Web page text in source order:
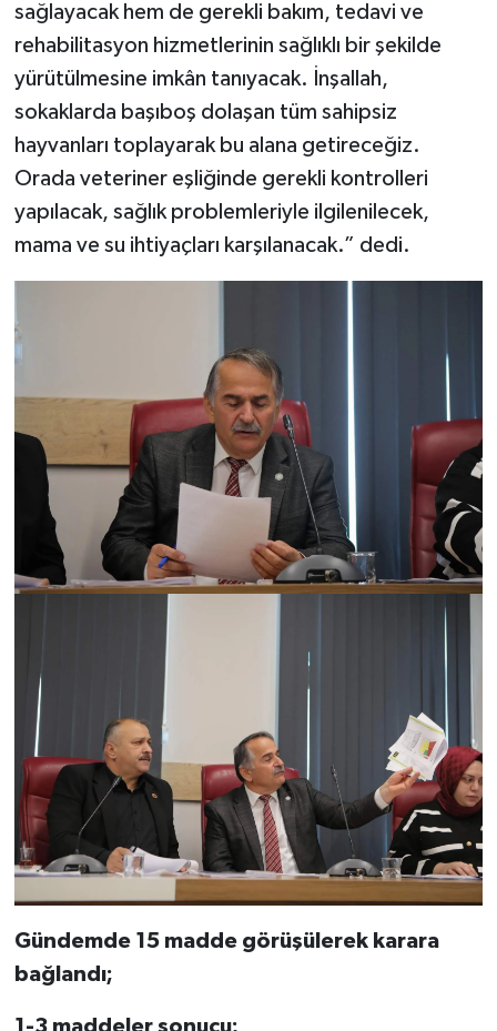
sağlayacak hem de gerekli bakım, tedavi ve
rehabilitasyon hizmetlerinin sağlıklı bir şekilde
yürütülmesine imkân tanıyacak. İnşallah,
sokaklarda başıboş dolaşan tüm sahipsiz
hayvanları toplayarak bu alana getireceğiz.
Orada veteriner eşliğinde gerekli kontrolleri
yapılacak, sağlık problemleriyle ilgilenilecek,
mama ve su ihtiyaçları karşılanacak.” dedi.
Gündemde 15 madde görüşülerek karara
bağlandı;